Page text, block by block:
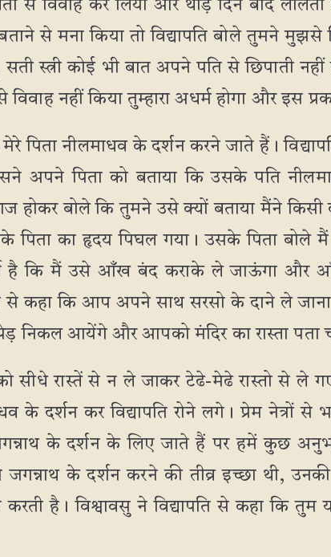
से विवाह कर लिया और थोड़े दिन बाद ललिता
से मना किया तो विद्यापति बोले तुमने मुझसे
सती स्त्री कोई भी बात अपने पति से छिपाती
नहीं किया तुम्हारा अधर्म होगा और इस
पिता नीलमाधव के दर्शन करने जाते हैं।
अपने पिता को बताया कि उसके पति
होकर बोले कि तुमने उसे क्यों बताया मैंने
पिता का हृदय पिघल गया। उसके पिता बोले
है कि मैं उसे आँख बंद कराके ले जाऊंगा और
से कहा कि आप अपने साथ सरसो के दाने ले
निकल आयेंगे और आपको मंदिर का रास्ता पता
को सीधे रास्तें से न ले जाकर टेढे-मेढे रास्तो से ले
के दर्शन कर विद्यापति रोने लगे। प्रेम नेत्रों
के दर्शन के लिए जाते हैं पर हमें कुछ
जगन्नाथ के दर्शन करने की तीव्र इच्छा थी,
है। विश्वावसु ने विद्यापति से कहा कि